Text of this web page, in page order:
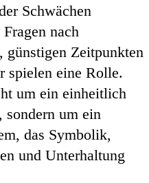
Schwächen
nach
günstigen Zeitpunkten
spielen eine Rolle.
um ein einheitlich
sondern um ein
das Symbolik,
und Unterhaltung